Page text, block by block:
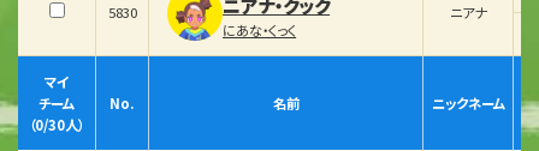
5830
にあな・くっく
ニアナ
マイ
チーム
（0/30人）
No. 名前 ニックネーム